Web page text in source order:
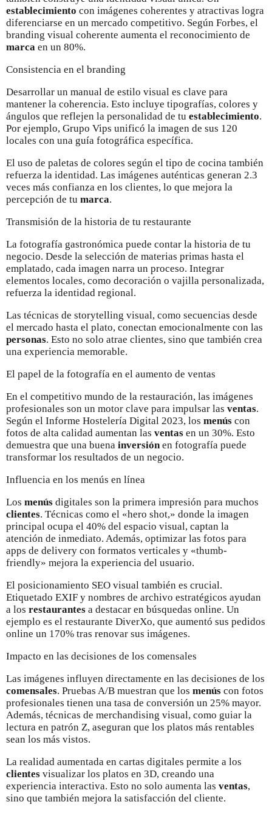
establecimiento con imágenes coherentes y atractivas logra
diferenciarse en un mercado competitivo. Según Forbes, el
branding visual coherente aumenta el reconocimiento de
marca en un 80%.
Consistencia en el branding
Desarrollar un manual de estilo visual es clave para
mantener la coherencia. Esto incluye tipografías, colores y
ángulos que reflejen la personalidad de tu establecimiento.
Por ejemplo, Grupo Vips unificó la imagen de sus 120
locales con una guía fotográfica específica.
El uso de paletas de colores según el tipo de cocina también
refuerza la identidad. Las imágenes auténticas generan 2.3
veces más confianza en los clientes, lo que mejora la
percepción de tu marca.
Transmisión de la historia de tu restaurante
La fotografía gastronómica puede contar la historia de tu
negocio. Desde la selección de materias primas hasta el
emplatado, cada imagen narra un proceso. Integrar
elementos locales, como decoración o vajilla personalizada,
refuerza la identidad regional.
Las técnicas de storytelling visual, como secuencias desde
el mercado hasta el plato, conectan emocionalmente con las
personas. Esto no solo atrae clientes, sino que también crea
una experiencia memorable.
El papel de la fotografía en el aumento de ventas
En el competitivo mundo de la restauración, las imágenes
profesionales son un motor clave para impulsar las ventas.
Según el Informe Hostelería Digital 2023, los menús con
fotos de alta calidad aumentan las ventas en un 30%. Esto
demuestra que una buena inversiónen fotografía puede
transformar los resultados de un negocio.
Influencia en los menús en línea
Los menús digitales son la primera impresión para muchos
clientes. Técnicas como el «hero shot,» donde la imagen
principal ocupa el 40% del espacio visual, captan la
atención de inmediato. Además, optimizar las fotos para
apps de delivery con formatos verticales y «thumb-
friendly» mejora la experiencia del usuario.
El posicionamiento SEO visual también es crucial.
Etiquetado EXIF y nombres de archivo estratégicos ayudan
a los restaurantes a destacar en búsquedas online. Un
ejemplo es el restaurante DiverXo, que aumentó sus pedidos
online un 170% tras renovar sus imágenes.
Impacto en las decisiones de los comensales
Las imágenes influyen directamente en las decisiones de los
comensales. Pruebas A/B muestran que los menús con fotos
profesionales tienen una tasa de conversión un 25% mayor.
Además, técnicas de merchandising visual, como guiar la
lectura en patrón Z, aseguran que los platos más rentables
sean los más vistos.
La realidad aumentada en cartas digitales permite a los
clientes visualizar los platos en 3D, creando una
experiencia interactiva. Esto no solo aumenta las ventas,
sino que también mejora la satisfacción del cliente.